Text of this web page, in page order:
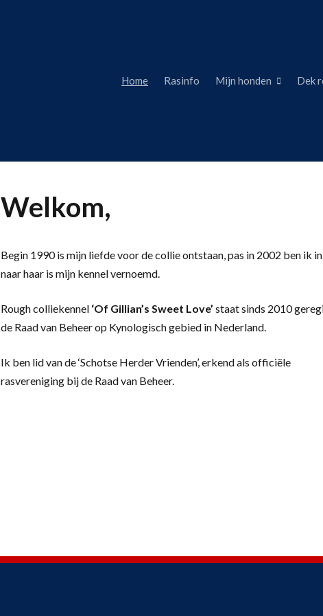
Home Rasinfo Mijn honden Dek
Welkom,
Begin 1990 is mijn liefde voor de collie ontstaan, pas in 2002 ben ik
naar haar is mijn kennel vernoemd.
Rough colliekennel ‘Of Gillian’s Sweet Love’ staat sinds 2010
de Raad van Beheer op Kynologisch gebied in Nederland.
Ik ben lid van de ‘Schotse Herder Vrienden’, erkend als officiële
rasvereniging bij de Raad van Beheer.